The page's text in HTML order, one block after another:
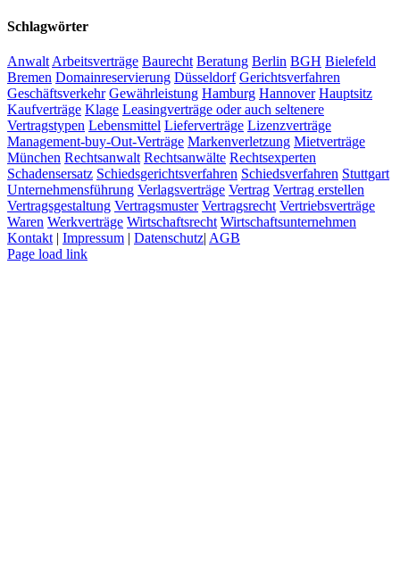
Schlagwörter
Anwalt Arbeitsverträge Baurecht Beratung Berlin BGH Bielefeld
Bremen Domainreservierung Düsseldorf Gerichtsverfahren
Geschäftsverkehr Gewährleistung Hamburg Hannover Hauptsitz
Kaufverträge Klage Leasingverträge oder auch seltenere
Vertragstypen Lebensmittel Lieferverträge Lizenzverträge
Management-buy-Out-Verträge Markenverletzung Mietverträge
München Rechtsanwalt Rechtsanwälte Rechtsexperten
Schadensersatz Schiedsgerichtsverfahren Schiedsverfahren Stuttgart
Unternehmensführung Verlagsverträge Vertrag Vertrag erstellen
Vertragsgestaltung Vertragsmuster Vertragsrecht Vertriebsverträge
Waren Werkverträge Wirtschaftsrecht Wirtschaftsunternehmen
Kontakt | Impressum | Datenschutz| AGB
Page load link